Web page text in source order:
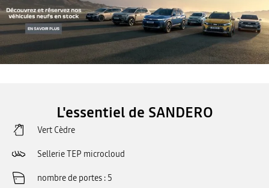
L'essentiel de SANDERO
Vert Cèdre
Sellerie TEP microcloud
nombre de portes 5